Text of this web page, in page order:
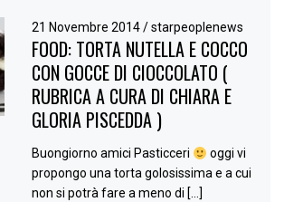
21 Novembre 2014/ starpeoplenews
FOOD: TORTA NUTELLA E COCCO
CON GOCCE DI CIOCCOLATO (
RUBRICA A CURA DI CHIARA E
GLORIA PISCEDDA )
Buongiorno amici Pasticceri
oggi vi
propongo una torta golosissima e a cui
non si potrà fare a meno di […]